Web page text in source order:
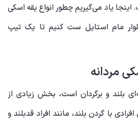
یاد می‌گیریم چطور انواع یقه اسکی
شلوار مام استایل ست کنیم تا یک تیپ
مردانه
بلند و برگردان است، بخش زیادی از
با گردن بلند، مانند افراد قدبلند و